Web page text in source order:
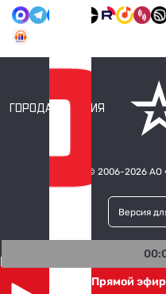
ГОРОДА ВЕЩАНИЯ
© 2006-2026
Версия
Прямой эфир